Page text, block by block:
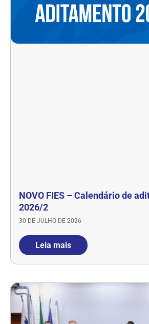
NOVO FIES – Calendário de
2026/2
30 DE JULHO DE 2026
Leia mais